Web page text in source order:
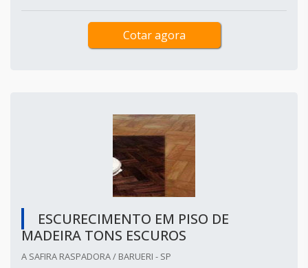
Cotar agora
ESCURECIMENTO EM PISO DE
MADEIRA TONS ESCUROS
A SAFIRA RASPADORA / BARUERI - SP